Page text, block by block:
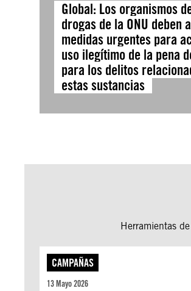
Global: Los organismos
drogas de la ONU deben
medidas urgentes para
uso ilegítimo de la pena
para los delitos
estas sustancias
Herramientas
CAMPAÑAS
13 Mayo 2026